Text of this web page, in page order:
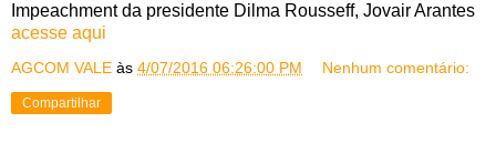
Impeachment da presidente Dilma Rousseff, Jovair Arantes
acesse aqui
AGCOM VALE às 4/07/2016 06:26:00 PM Nenhum comentário:
Compartilhar